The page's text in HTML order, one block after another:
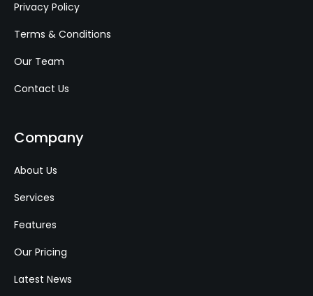
Privacy Policy
Terms & Conditions
Our Team
Contact Us
Company
About Us
Services
Features
Our Pricing
Latest News